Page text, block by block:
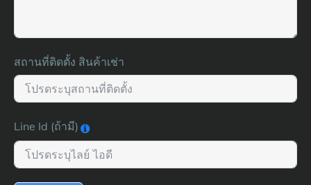
สถานที่ติดตั้ง สินค้าเช่า
Line Id (ถ้ามี)